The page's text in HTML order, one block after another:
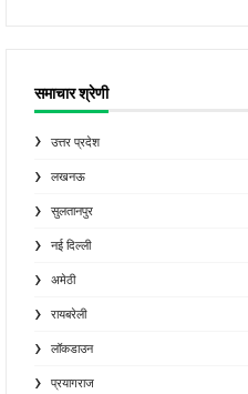
समाचार श्रेणी
उत्तर प्रदेश
लखनऊ
सुलतानपुर
नई दिल्ली
अमेठी
रायबरेली
लॉकडाउन
प्रयागराज